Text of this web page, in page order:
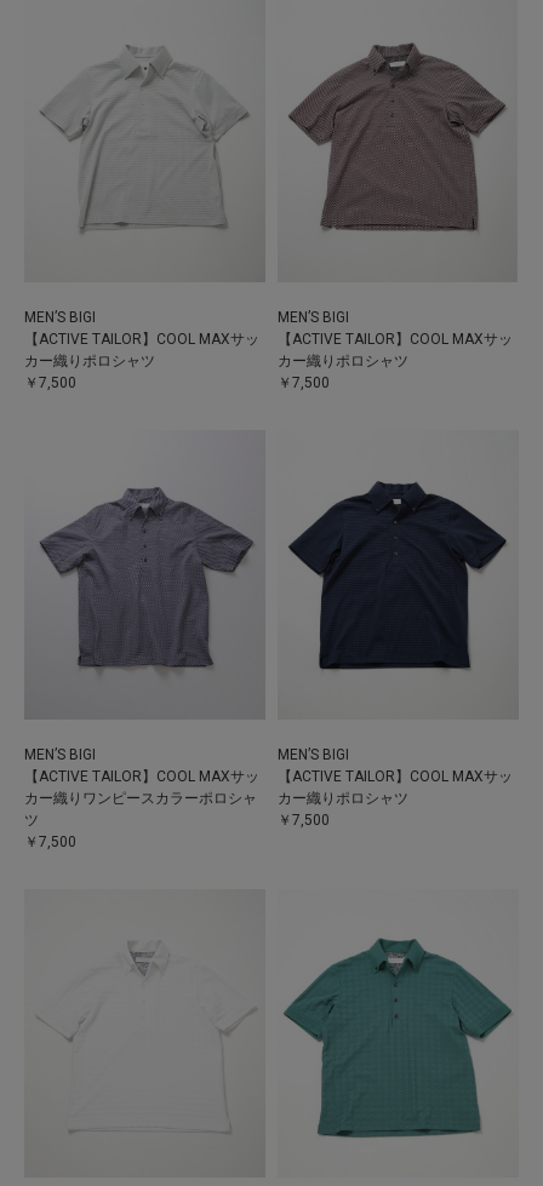
MEN’S BIGI
【ACTIVE TAILOR】COOL MAXサッ
カー織りポロシャツ
￥7,500
MEN’S BIGI
【ACTIVE TAILOR】COOL MAXサッ
カー織りポロシャツ
￥7,500
MEN’S BIGI
【ACTIVE TAILOR】COOL MAXサッ
カー織りワンピースカラーポロシャ
ツ
￥7,500
MEN’S BIGI
【ACTIVE TAILOR】COOL MAXサッ
カー織りポロシャツ
￥7,500